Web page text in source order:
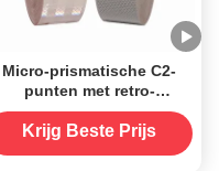
Micro-prismatische C2-
punten met retro-
bandje voor
vrachtwagens
Krijg Beste Prijs